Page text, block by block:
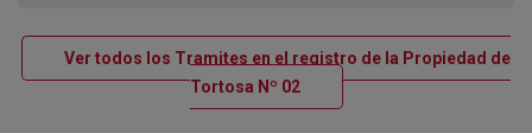
Ver todos los Tramites en el registro de la Propiedad de
Tortosa Nº 02Ventana nueva